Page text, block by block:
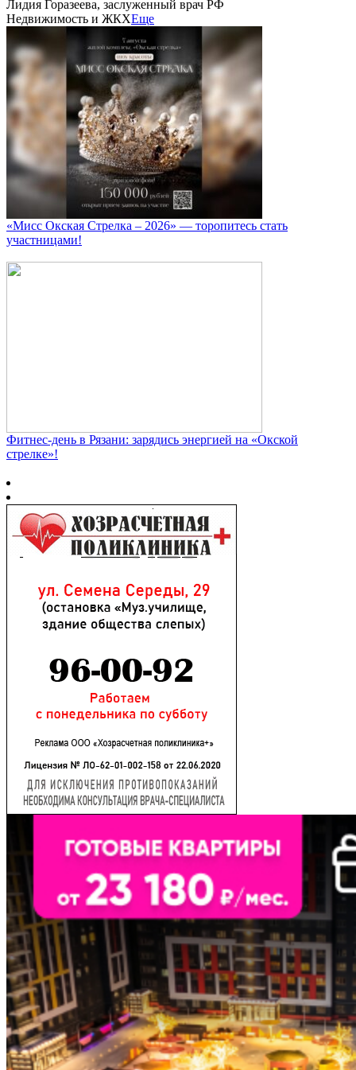
Лидия Горазеева, заслуженный врач РФ
Недвижимость и ЖКХЕще
«Мисс Окская Стрелка – 2026» — торопитесь стать
участницами!
Фитнес‑день в Рязани: зарядись энергией на «Окской
стрелке»!